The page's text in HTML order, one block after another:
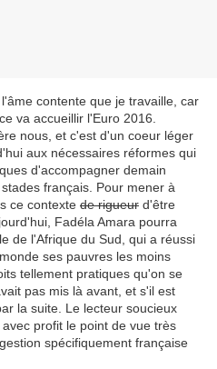
contente que je travaille, car
va accueillir l'Euro 2016.
nous, et c'est d'un coeur léger
aux nécessaires réformes qui
d'accompagner demain
français. Pour mener à
ce contexte de rigueur d'être
Fadéla Amara pourra
de l'Afrique du Sud, qui a réussi
ses pauvres les moins
tellement pratiques qu'on se
pas mis là avant, et s'il est
la suite. Le lecteur soucieux
profit le point de vue très
spécifiquement française